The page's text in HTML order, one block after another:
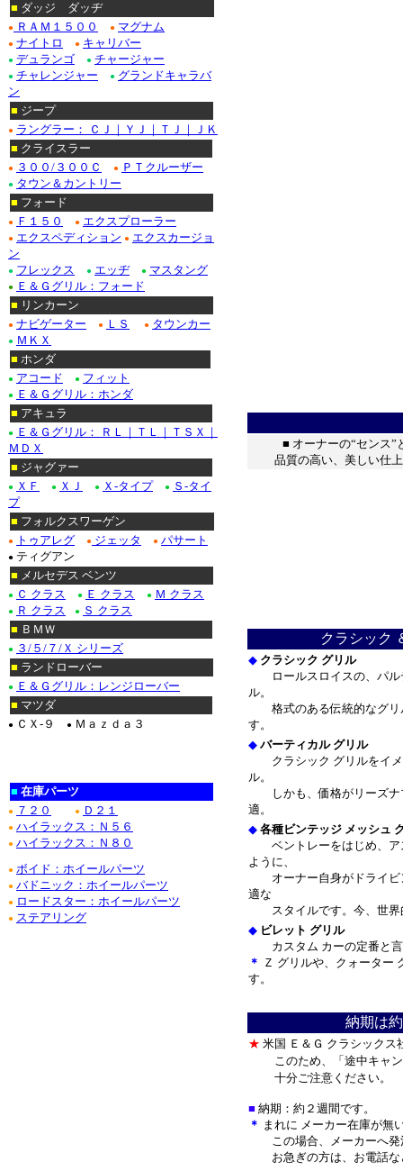
■ オーナーの“センス”
品質の高い、美しい仕
クラシック
◆ クラシック グリル
ロールスロイスの、パル
ル。
格式のある伝統的なグリ
す。
◆ バーティカル グリル
クラシック グリルをイメ
ル。
しかも、価格がリーズナ
適。
◆ 各種ビンテッジ メッシュ
ベントレーをはじめ、ア
ように、
オーナー自身がドライビ
適な
スタイルです。今、世界
◆ ビレット グリル
カスタム カーの定番と言
＊ Ｚ グリルや、クォーター
す。
納期は
★ 米国 Ｅ＆Ｇ クラシックス
このため、「途中キャ
十分ご注意ください。
■ 納期：約２週間です。
＊ まれに メーカー在庫が無
この場合、メーカーへ発
お急ぎの方は、お電話な
■ ダッジ ダッヂ
● ＲＡＭ１５００ ● マグナム
● ナイトロ ● キャリバー
● デュランゴ ● チャージャー
● チャレンジャー ● グランドキャラバ
ン
■ ジープ
● ラングラー： ＣＪ｜ＹＪ｜ＴＪ｜ＪＫ
■ クライスラー
● ３００/３００Ｃ ● ＰＴクルーザー
● タウン＆カントリー
■ フォード
● Ｆ１５０ ● エクスプローラー
● エクスペディション ● エクスカージョ
ン
● フレックス ● エッヂ ● マスタング
●
Ｅ＆Ｇグリル：フォード
■ リンカーン
● ナビゲーター ● ＬＳ ● タウンカー
● ＭＫＸ
■ ホンダ
● アコード ● フィット
●
Ｅ＆Ｇグリル：ホンダ
■ アキュラ
●
Ｅ＆Ｇグリル： ＲＬ｜ＴＬ｜ＴＳＸ｜
ＭＤＸ
■ ジャグァー
● ＸＦ ● ＸＪ ● Ｘ-タイプ ●
Ｓ-タイ
プ
■ フォルクスワーゲン
● トゥアレグ ● ジェッタ ● パサート
● ティグアン
■ メルセデス ベンツ
● Ｃ クラス ● Ｅ クラス ● Ｍ クラス
● Ｒ クラス ●
Ｓ クラス
■ ＢＭＷ
●
３/５/７/Ｘ シリーズ
■ ランドローバー
●
Ｅ＆Ｇグリル：レンジローバー
■ マツダ
● ＣＸ-９ ● Ｍａｚｄａ３
■ 在庫パーツ
● ７２０ ● Ｄ２１
● ハイラックス：Ｎ５６
● ハイラックス：Ｎ８０
● ボイド：ホイールパーツ
● バドニック：ホイールパーツ
● ロードスター：ホイールパーツ
● ステアリング